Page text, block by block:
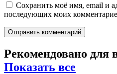
Сохранить моё имя, email и
последующих моих
Рекомендовано для
Показать все